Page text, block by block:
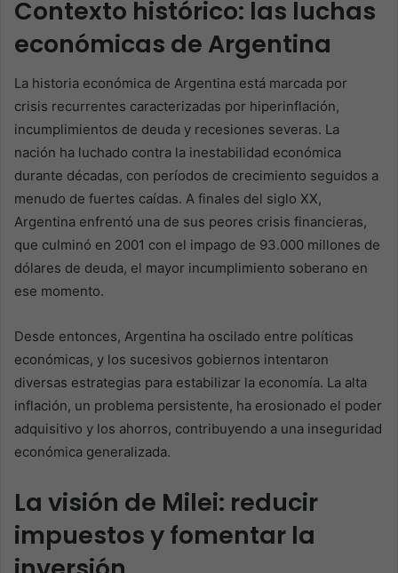
Contexto histórico: las luchas
económicas de Argentina
La historia económica de Argentina está marcada por
crisis recurrentes caracterizadas por hiperinflación,
incumplimientos de deuda y recesiones severas. La
nación ha luchado contra la inestabilidad económica
durante décadas, con períodos de crecimiento seguidos a
menudo de fuertes caídas. A finales del siglo XX,
Argentina enfrentó una de sus peores crisis financieras,
que culminó en 2001 con el impago de 93.000 millones de
dólares de deuda, el mayor incumplimiento soberano en
ese momento.
Desde entonces, Argentina ha oscilado entre políticas
económicas, y los sucesivos gobiernos intentaron
diversas estrategias para estabilizar la economía. La alta
inflación, un problema persistente, ha erosionado el poder
adquisitivo y los ahorros, contribuyendo a una inseguridad
económica generalizada.
La visión de Milei: reducir
impuestos y fomentar la